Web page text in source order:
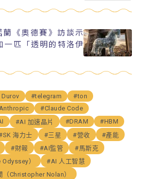
《奧德賽》訪談示
一匹「透明的特洛伊
Durov #telegram
#ton
#Claude Code
#AI 加速晶片 #DRAM
#HBM
海力士 #三星 #營收
#產能
#財報 #AI監管
#馬斯克
）
#AI 人工智慧
Christopher Nolan）